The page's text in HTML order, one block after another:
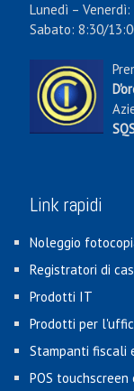
Lunedì –
Sabato: 8:30/
Link rapidi
Noleggio
Registratori di
Prodotti IT
Prodotti per
Stampanti fiscali
POS